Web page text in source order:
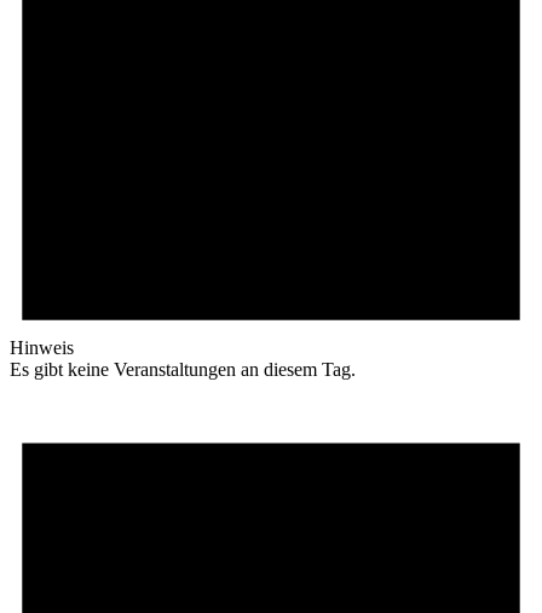
Hinweis
Es gibt keine Veranstaltungen an diesem Tag.